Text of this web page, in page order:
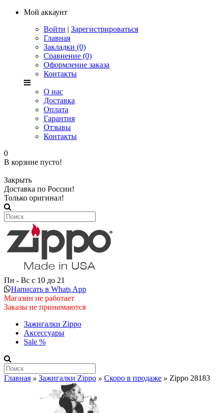
Мой аккаунт
Войти | Зарегистрироваться
Главная
Закладки (0)
Сравнение (0)
Оформление заказа
Контакты
О нас
Доставка
Оплата
Гарантия
Отзывы
Контакты
0
В корзине пусто!
Закрыть
Доставка по России!
Только оригинал!
Пн - Вс с 10 до 21
Написать в Whats App
Магазин не работает
Заказы не принимаются
Зажигалки Zippo
Аксессуары
Sale %
Главная » Зажигалки Zippo » Скоро в продаже » Zippo 28183